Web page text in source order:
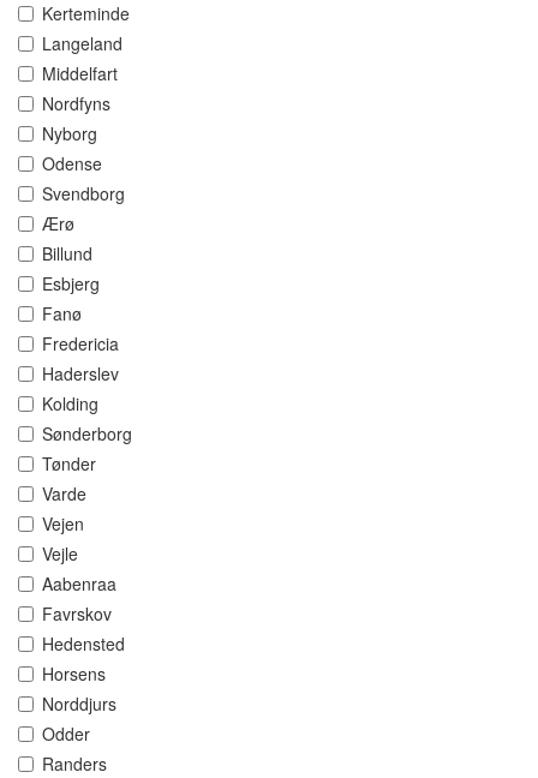
Kerteminde
Langeland
Middelfart
Nordfyns
Nyborg
Odense
Svendborg
Ærø
Billund
Esbjerg
Fanø
Fredericia
Haderslev
Kolding
Sønderborg
Tønder
Varde
Vejen
Vejle
Aabenraa
Favrskov
Hedensted
Horsens
Norddjurs
Odder
Randers